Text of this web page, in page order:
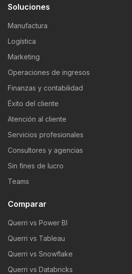
Soluciones
Manufactura
Logística
Marketing
Operaciones de ingresos
Finanzas y contabilidad
Éxito del cliente
Atención al cliente
Servicios profesionales
Consultores y agencias
Sin fines de lucro
Teams
Comparar
Querri vs Power BI
Querri vs Tableau
Querri vs Snowflake
Querri vs Databricks